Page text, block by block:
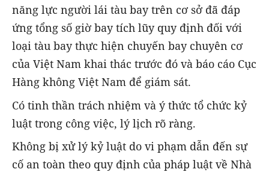
năng lực người lái tàu bay trên cơ sở đã đáp
ứng tổng số giờ bay tích lũy quy định đối với
loại tàu bay thực hiện chuyến bay chuyên cơ
của Việt Nam khai thác trước đó và báo cáo Cục
Hàng không Việt Nam để giám sát.
Có tinh thần trách nhiệm và ý thức tổ chức kỷ
luật trong công việc, lý lịch rõ ràng.
Không bị xử lý kỷ luật do vi phạm dẫn đến sự
cố an toàn theo quy định của pháp luật về Nhà